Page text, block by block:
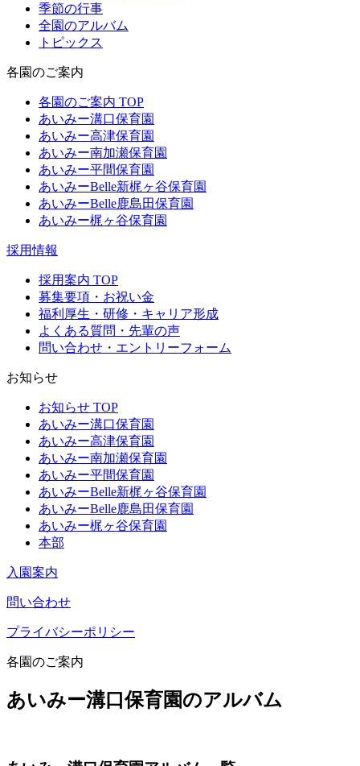
季節の行事
全園のアルバム
トピックス
各園のご案内
各園のご案内 TOP
あいみー溝口保育園
あいみー高津保育園
あいみー南加瀬保育園
あいみー平間保育園
あいみーBelle新梶ヶ谷保育園
あいみーBelle鹿島田保育園
あいみー梶ヶ谷保育園
採用情報
採用案内 TOP
募集要項・お祝い金
福利厚生・研修・キャリア形成
よくある質問・先輩の声
問い合わせ・エントリーフォーム
お知らせ
お知らせ TOP
あいみー溝口保育園
あいみー高津保育園
あいみー南加瀬保育園
あいみー平間保育園
あいみーBelle新梶ヶ谷保育園
あいみーBelle鹿島田保育園
あいみー梶ヶ谷保育園
本部
入園案内
問い合わせ
プライバシーポリシー
各園のご案内
あいみー溝口保育園のアルバム